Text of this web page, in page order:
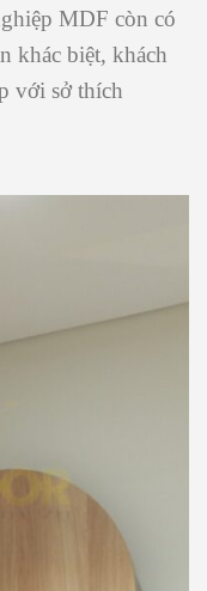
MDF còn có
khác biệt, khách
với sở thích